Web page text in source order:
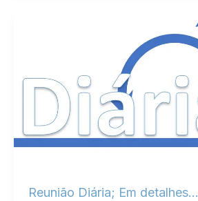
Reunião Diária; Em detalhes…